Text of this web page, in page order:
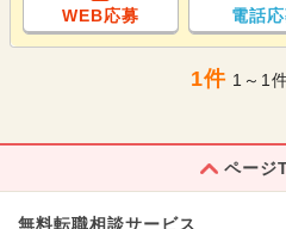
WEB応募 電話
1件 1～1
ページ
無料転職相談サービス